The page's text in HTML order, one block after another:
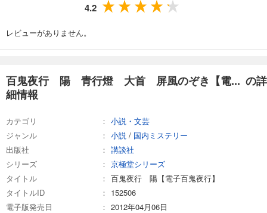
4.2
レビューがありません。
百鬼夜行 陽 青行燈 大首 屏風のぞき【電... の詳
細情報
カテゴリ
小説・文芸
ジャンル
小説 / 国内ミステリー
出版社
講談社
シリーズ
京極堂シリーズ
タイトル
百鬼夜行 陽【電子百鬼夜行】
タイトルID
152506
電子版発売日
2012年04月06日